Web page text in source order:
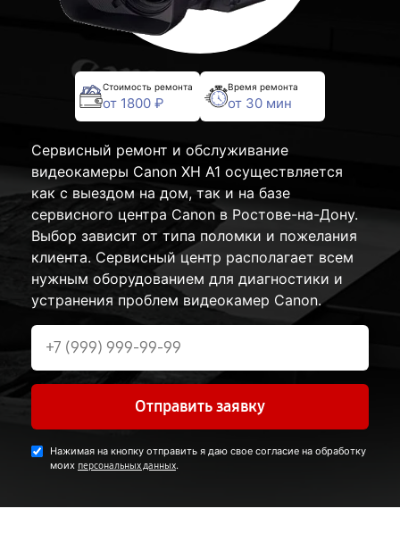
Стоимость ремонта
от 1800 ₽
Время ремонта
от 30 мин
Сервисный ремонт и обслуживание
видеокамеры Canon XH A1 осуществляется
как с выездом на дом, так и на базе
сервисного центра Canon в Ростове-на-Дону.
Выбор зависит от типа поломки и пожелания
клиента. Сервисный центр располагает всем
нужным оборудованием для диагностики и
устранения проблем видеокамер Canon.
Отправить заявку
Нажимая на кнопку отправить я даю свое согласие на обработку
моих персональных данных.